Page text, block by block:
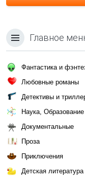
Главное
Фантастика и
Любовные романы
Детективы и
Наука, Образование
Документальные
Проза
Приключения
Детская литература